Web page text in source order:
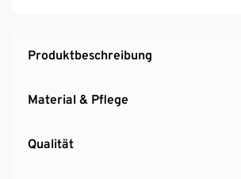
Produktbeschreibung
Material & Pflege
Qualität